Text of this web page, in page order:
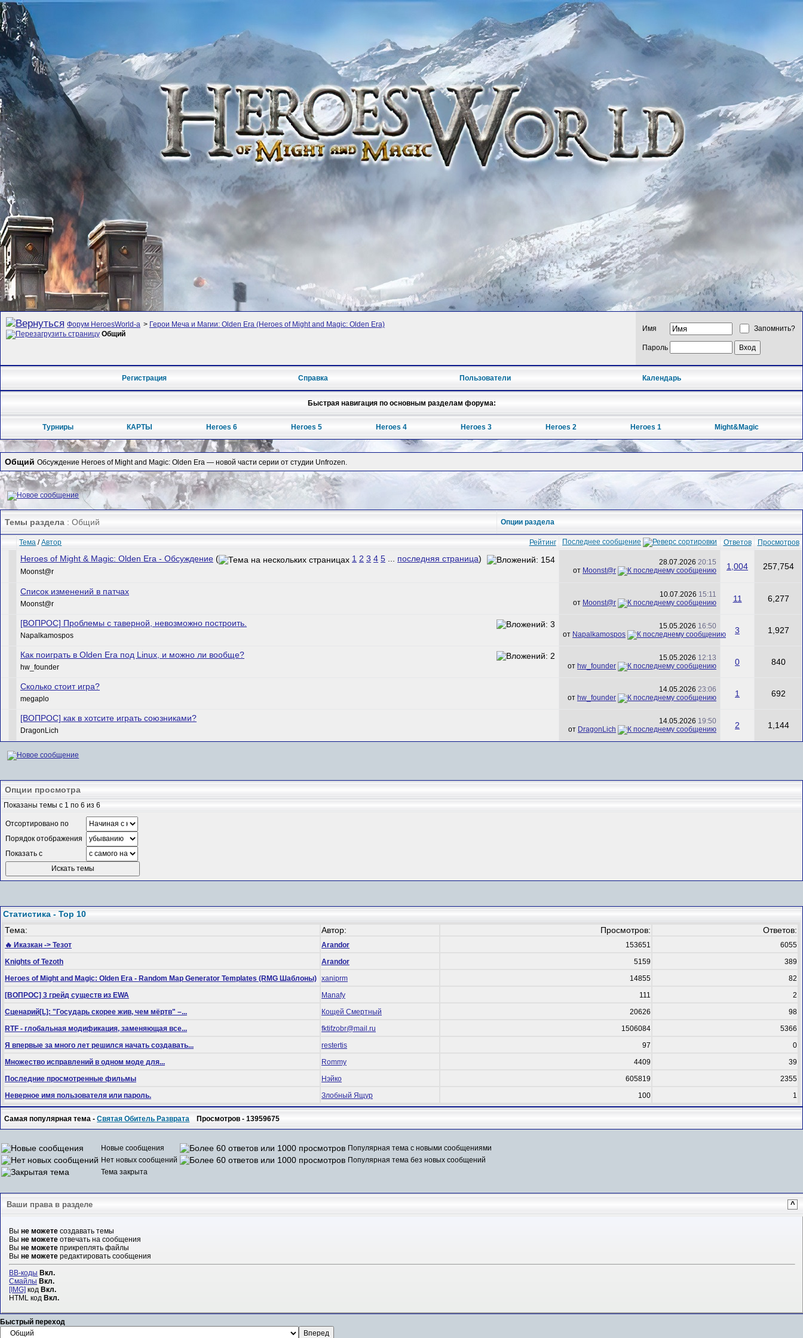
Форум HeroesWorld-а > Герои Меча и Магии: Olden Era (Heroes of Might and Magic: Olden Era)
Общий
Имя Запомнить?
Пароль
Регистрация Справка Пользователи Календарь
Быстрая навигация по основным разделам форума:
Турниры КАРТЫ Heroes 6 Heroes 5 Heroes 4 Heroes 3 Heroes 2 Heroes 1 Might&Magic
Общий Обсуждение Heroes of Might and Magic: Olden Era — новой части серии от студии Unfrozen.
Темы раздела : Общий Опции раздела
Рейтинг
Тема /Автор Последнее сообщение Ответов Просмотров
Heroes of Might & Magic: Olden Era - Обсуждение ( 1 2 3 4 5 ... последняя страница)
Mооnst@r
28.07.2026 20:15
от Mооnst@r 1,004 257,754
Список изменений в патчах
Mооnst@r
10.07.2026 15:11
от Mооnst@r 11 6,277
[ВОПРОС] Проблемы с таверной, невозможно построить.
Napalkamospos
15.05.2026 16:50
от Napalkamospos 3 1,927
Как поиграть в Olden Era под Linux, и можно ли вообще?
hw_founder
15.05.2026 12:13
от hw_founder 0 840
Сколько стоит игра?
megaplo
14.05.2026 23:06
от hw_founder 1 692
[ВОПРОС] как в хотсите играть союзниками?
DragonLich
14.05.2026 19:50
от DragonLich 2 1,144
Опции просмотра
Показаны темы с 1 по 6 из 6
Отсортировано по
Порядок отображения
Показать с
Статистика - Top 10
Тема:
Автор: Просмотров: Ответов:
🔥 Иказкан -> Тезот Arandor 153651
6055
Knights of Tezoth
Arandor 5159
389
Heroes of Might and Magic: Olden Era - Random Map Generator Templates (RMG Шаблоны) xaniprm 14855
82
[ВОПРОС] 3 грейд существ из EWA
Manafy 111
2
Сценарий[L]: "Государь скорее жив, чем мёртв" –...
Кощей Смертный 20626
98
RTF - глобальная модификация, заменяющая все...
fktifzobr@mail.ru 1506084
5366
Я впервые за много лет решился начать создавать...
restertis 97
0
Множество исправлений в одном моде для...
Rommy 4409
39
Последние просмотренные фильмы
Нэйко 605819
2355
Неверное имя пользователя или пароль.
Злобный Ящур 100 1
Самая популярная тема -Святая Обитель Разврата Просмотров - 13959675
Новые сообщения
Популярная тема с новыми сообщениями
Нет новых сообщений
Популярная тема без новых сообщений
Тема закрыта
Ваши права в разделе ^
Выне можете создавать темы
Выне можете отвечать на сообщения
Выне можете прикреплять файлы
Выне можете редактировать сообщения
BB-коды Вкл.
Смайлы Вкл.
[IMG] код Вкл.
HTML код Вкл.
Быстрый переход